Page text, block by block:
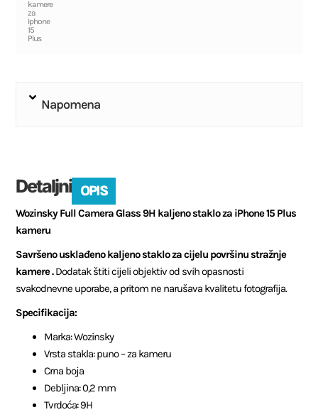
kamere
za
Iphone
15
Plus
Napomena
Detaljni OPIS
Wozinsky Full Camera Glass 9H kaljeno staklo za iPhone 15 Plus
kameru
Savršeno usklađeno kaljeno staklo za cijelu površinu stražnje
kamere .Dodatak štiti cijeli objektiv od svih opasnosti
svakodnevne uporabe, a pritom ne narušava kvalitetu fotografija.
Specifikacija:
Marka: Wozinsky
Vrsta stakla: puno – za kameru
Crna boja
Debljina: 0,2 mm
Tvrdoća: 9H